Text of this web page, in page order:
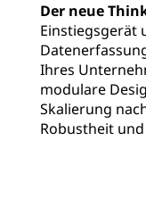
Der neue
Einstiegsgerät
Ihres
modulare
Skalierung
Robustheit